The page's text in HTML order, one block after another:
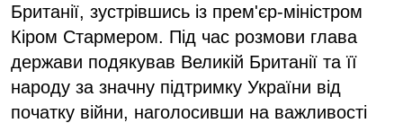
Британії, зустрівшись із прем'єр-міністром
Кіром Стармером. Під час розмови глава
держави подякував Великій Британії та її
народу за значну підтримку України від
початку війни, наголосивши на важливості